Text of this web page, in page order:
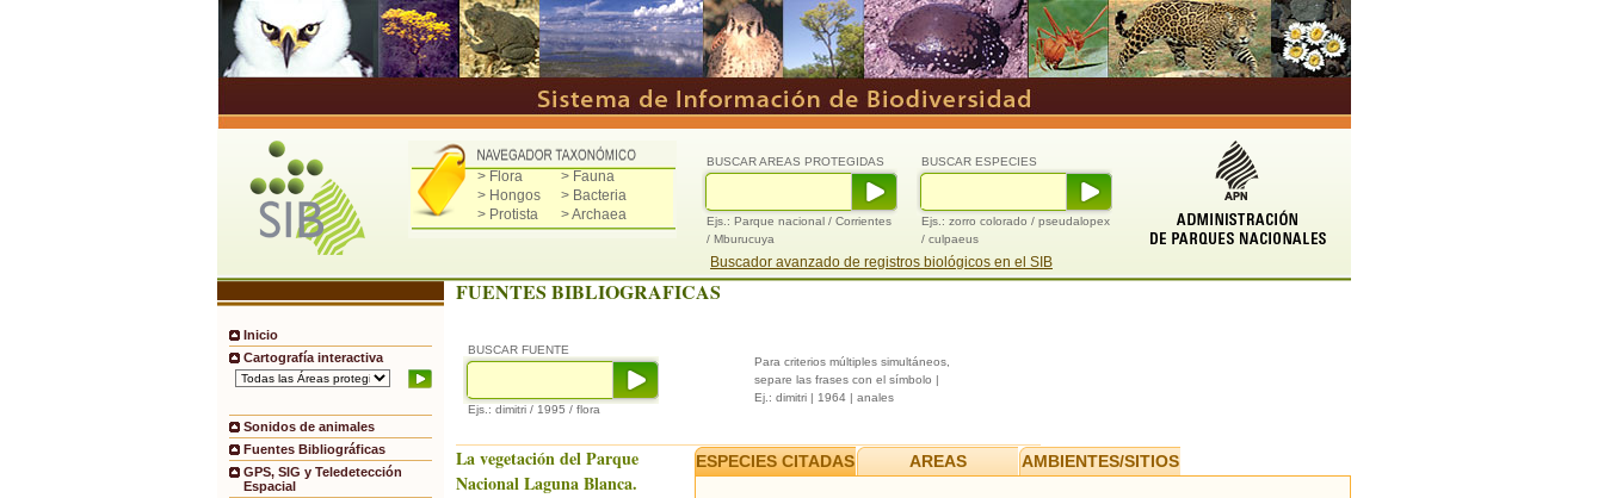
> Flora
> Fauna
> Hongos
> Bacteria
> Protista
> Archaea
BUSCAR ESPECIES
Ejs.: zorro colorado / pseudalopex
/ culpaeus
BUSCAR AREAS PROTEGIDAS
Ejs.: Parque nacional / Corrientes
/ Mburucuya
Buscador avanzado de registros biológicos en el SIB
Inicio
Cartografía interactiva
Sonidos de animales
Fuentes Bibliográficas
GPS, SIG y Teledetección
Espacial
FUENTES BIBLIOGRAFICAS
BUSCAR FUENTE
Ejs.: dimitri / 1995 / flora
Para criterios múltiples simultáneos,
separe las frases con el símbolo |
Ej.: dimitri | 1964 | anales
La vegetación del Parque
Nacional Laguna Blanca.
ESPECIES CITADAS AREAS AMBIENTES/SITIOS